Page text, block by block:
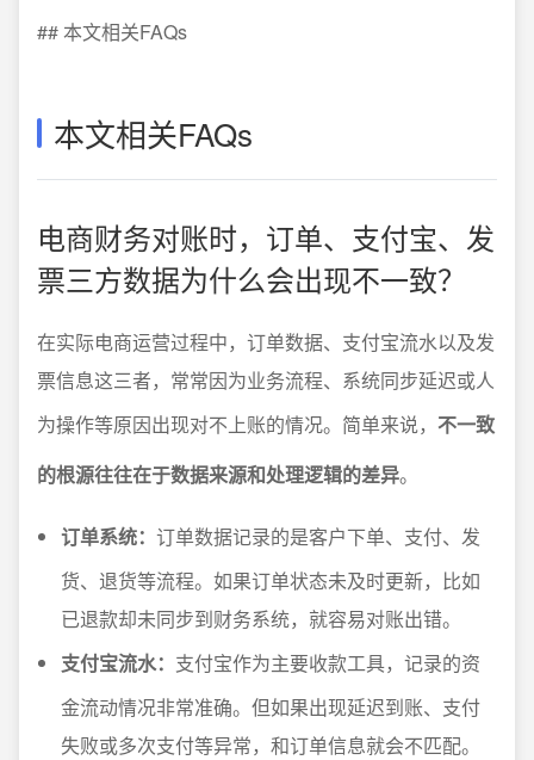
## 本文相关FAQs
本文相关FAQs
电商财务对账时，订单、支付宝、发
票三方数据为什么会出现不一致？
在实际电商运营过程中，订单数据、支付宝流水以及发
票信息这三者，常常因为业务流程、系统同步延迟或人
为操作等原因出现对不上账的情况。简单来说， 不一致
的根源往往在于数据来源和处理逻辑的差异。
订单系统： 订单数据记录的是客户下单、支付、发
货、退货等流程。如果订单状态未及时更新，比如
已退款却未同步到财务系统，就容易对账出错。
支付宝流水： 支付宝作为主要收款工具，记录的资
金流动情况非常准确。但如果出现延迟到账、支付
失败或多次支付等异常，和订单信息就会不匹配。